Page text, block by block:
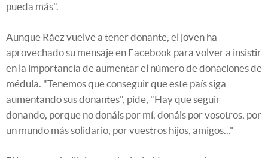
pueda más".
Aunque Ráez vuelve a tener donante, el joven ha
aprovechado su mensaje en Facebook para volver a insistir
en la importancia de aumentar el número de donaciones de
médula. "Tenemos que conseguir que este país siga
aumentando sus donantes", pide, "Hay que seguir
donando, porque no donáis por mí, donáis por vosotros, por
un mundo más solidario, por vuestros hijos, amigos..."